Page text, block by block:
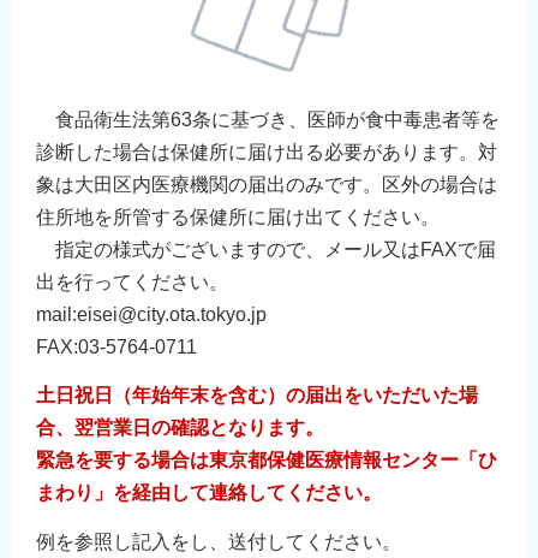
食品衛生法第63条に基づき、医師が食中毒患者等を
診断した場合は保健所に届け出る必要があります。対
象は大田区内医療機関の届出のみです。区外の場合は
住所地を所管する保健所に届け出てください。
指定の様式がございますので、メール又はFAXで届
出を行ってください。
mail:eisei@city.ota.tokyo.jp
FAX:03-5764-0711
土日祝日（年始年末を含む）の届出をいただいた場
合、翌営業日の確認となります。
緊急を要する場合は東京都保健医療情報センター「ひ
まわり」を経由して連絡してください。
例を参照し記入をし、送付してください。